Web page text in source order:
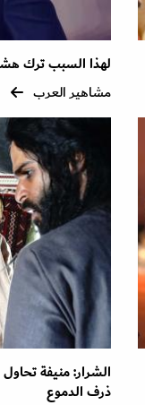
لهذا السبب ترك
مشاهير العرب
الشرار: منيفة
ذرف الدموع